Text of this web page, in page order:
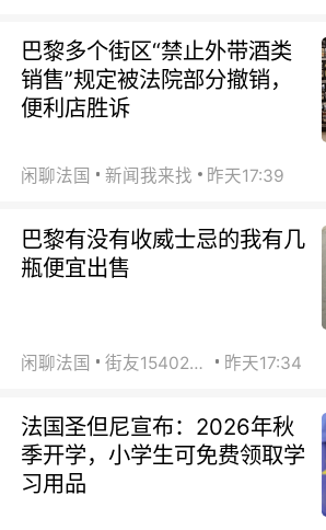
巴黎多个街区“禁止外带酒类
销售”规定被法院部分撤销，
便利店胜诉
闲聊法国 新闻我来找 昨天17:39
巴黎有没有收威士忌的我有几
瓶便宜出售
闲聊法国 街友15402223 昨天17:34
法国圣但尼宣布：2026年秋
季开学，小学生可免费领取学
习用品